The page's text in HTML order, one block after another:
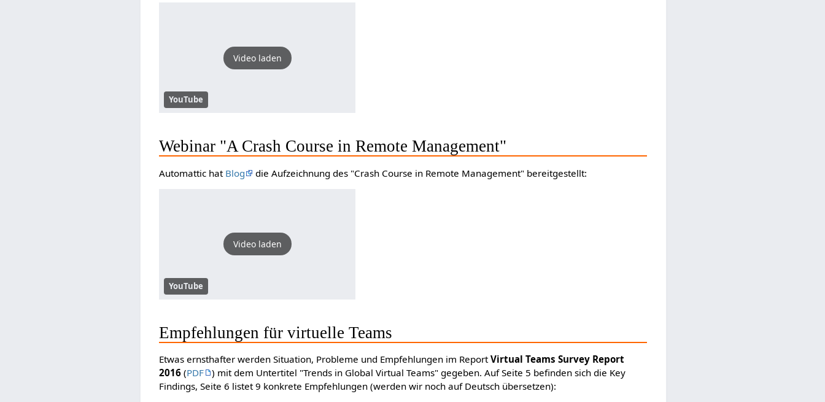
Video laden
YouTube
Webinar "A Crash Course in Remote Management"
Automattic hat Blog die Aufzeichnung des "Crash Course in Remote Management" bereitgestellt:
Video laden
YouTube
Empfehlungen für virtuelle Teams
Etwas ernsthafter werden Situation, Probleme und Empfehlungen im ReportVirtual Teams Survey Report
2016 (PDF
) mit dem Untertitel "Trends in Global Virtual Teams" gegeben. Auf Seite 5 befinden sich die Key
Findings, Seite 6 listet 9 konkrete Empfehlungen (werden wir noch auf Deutsch übersetzen):